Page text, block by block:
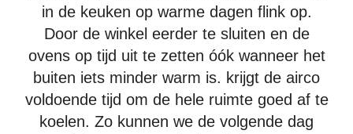
Bekijken
in de keuken op warme dagen flink op.
Door de winkel eerder te sluiten en de
ovens op tijd uit te zetten óók wanneer het
buiten iets minder warm is. krijgt de airco
voldoende tijd om de hele ruimte goed af te
koelen. Zo kunnen we de volgende dag